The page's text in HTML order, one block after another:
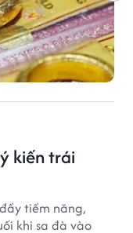
kiến trái
tiềm năng,
khi sa đà vào